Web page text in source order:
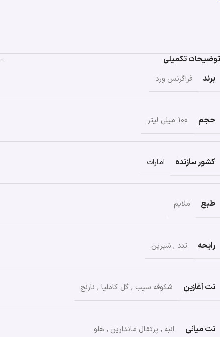
توضیحات تکمیلی
برند
فراگرنس ورد
حجم 100 میلی لیتر
کشور سازنده امارات
طبع ملایم
رایحه تند , شیرین
نت آغازین شکوفه سیب , گل کاملیا , نارنج
نت میانی انبه , پرتقال ماندارین , هلو